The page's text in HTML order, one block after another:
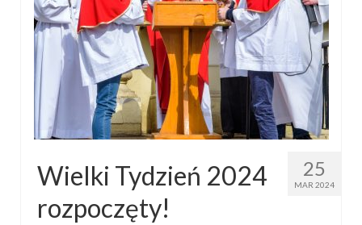
Duszpasterze
Nasz patron
Kościół Rektoracki
Vademecum
Wspólnoty parafialne
Katecheza parafialna
Niezbędnik Katolika
25
MAR 2024
Wielki Tydzień 2024
rozpoczęty!